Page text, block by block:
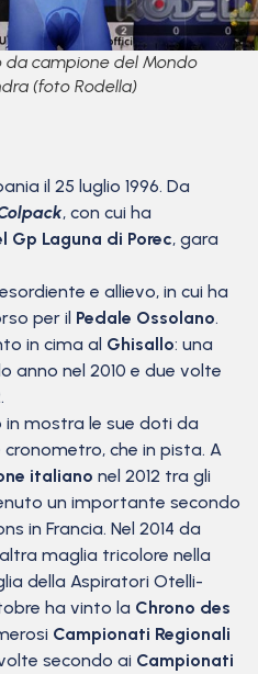
da campione del Mondo
(foto Rodella)
il 25 luglio 1996. Da
, con cui ha
Gp Laguna di Porec, gara
e allievo, in cui ha
per il Pedale Ossolano.
in cima al Ghisallo: una
anno nel 2010 e due volte
in mostra le sue doti da
che in pista. A
italiano nel 2012 tra gli
un importante secondo
in Francia. Nel 2014 da
maglia tricolore nella
della Aspiratori Otelli-
ha vinto la Chrono des
Campionati Regionali
secondo ai Campionati